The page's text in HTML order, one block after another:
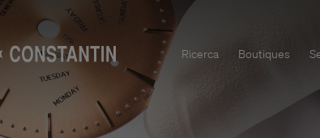
Ricerca Boutiques